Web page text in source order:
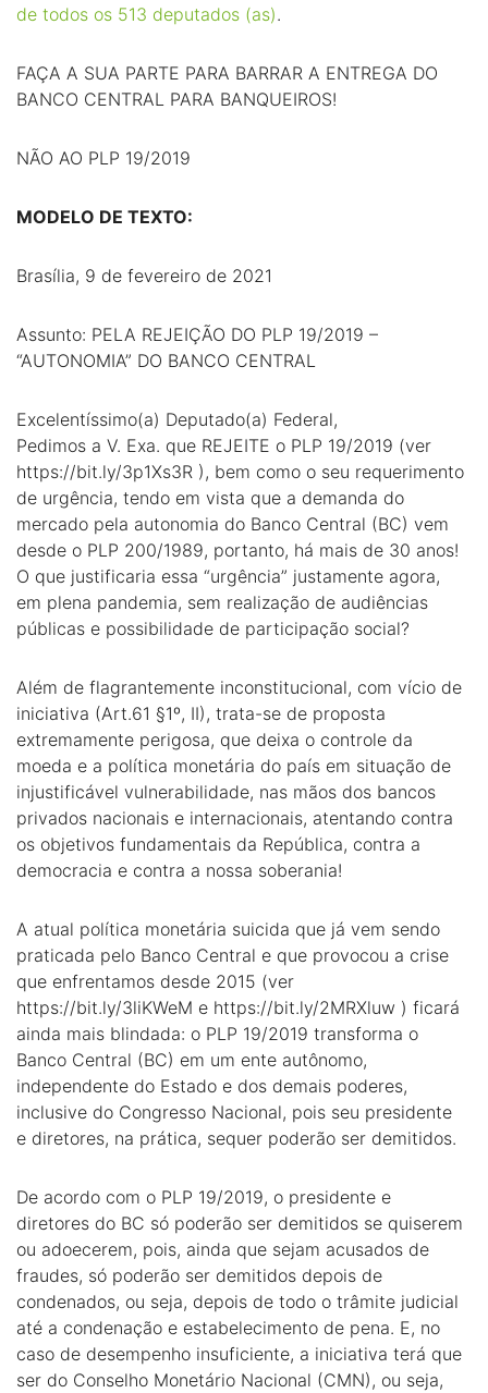
de todos os 513 deputados (as).
FAÇA A SUA PARTE PARA BARRAR A ENTREGA DO
BANCO CENTRAL PARA BANQUEIROS!
NÃO AO PLP 19/2019
MODELO DE TEXTO:
Brasília, 9 de fevereiro de 2021
Assunto: PELA REJEIÇÃO DO PLP 19/2019 –
“AUTONOMIA” DO BANCO CENTRAL
Excelentíssimo(a) Deputado(a) Federal,
Pedimos a V. Exa. que REJEITE o PLP 19/2019 (ver
https://bit.ly/3p1Xs3R ), bem como o seu requerimento
de urgência, tendo em vista que a demanda do
mercado pela autonomia do Banco Central (BC) vem
desde o PLP 200/1989, portanto, há mais de 30 anos!
O que justificaria essa “urgência” justamente agora,
em plena pandemia, sem realização de audiências
públicas e possibilidade de participação social?
Além de flagrantemente inconstitucional, com vício de
iniciativa (Art.61 §1º, II), trata-se de proposta
extremamente perigosa, que deixa o controle da
moeda e a política monetária do país em situação de
injustificável vulnerabilidade, nas mãos dos bancos
privados nacionais e internacionais, atentando contra
os objetivos fundamentais da República, contra a
democracia e contra a nossa soberania!
A atual política monetária suicida que já vem sendo
praticada pelo Banco Central e que provocou a crise
que enfrentamos desde 2015 (ver
https://bit.ly/3liKWeM e https://bit.ly/2MRXluw ) ficará
ainda mais blindada: o PLP 19/2019 transforma o
Banco Central (BC) em um ente autônomo,
independente do Estado e dos demais poderes,
inclusive do Congresso Nacional, pois seu presidente
e diretores, na prática, sequer poderão ser demitidos.
De acordo com o PLP 19/2019, o presidente e
diretores do BC só poderão ser demitidos se quiserem
ou adoecerem, pois, ainda que sejam acusados de
fraudes, só poderão ser demitidos depois de
condenados, ou seja, depois de todo o trâmite judicial
até a condenação e estabelecimento de pena. E, no
caso de desempenho insuficiente, a iniciativa terá que
ser do Conselho Monetário Nacional (CMN), ou seja,